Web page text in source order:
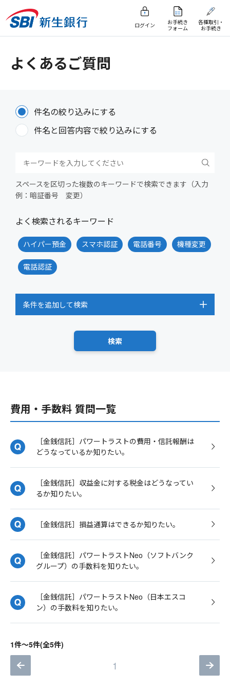
ログイン
お手続き
フォーム
各種取引・
お手続き
よくあるご質問
件名の絞り込みにする
件名と回答内容で絞り込みにする
スペースを区切った複数のキーワードで検索できます（入力
例：暗証番号 変更）
よく検索されるキーワード
ハイパー預金 スマホ認証 電話番号 機種変更
電話認証
条件を追加して検索
費用・手数料 質問一覧
［金銭信託］パワートラストの費用・信託報酬は
どうなっているか知りたい。
［金銭信託］収益金に対する税金はどうなってい
るか知りたい。
［金銭信託］損益通算はできるか知りたい。
［金銭信託］パワートラストNeo（ソフトバンク
グループ）の手数料を知りたい。
［金銭信託］パワートラストNeo（日本エスコ
ン）の手数料を知りたい。
1件～5件(全5件)
1